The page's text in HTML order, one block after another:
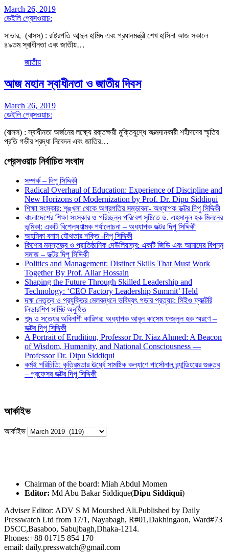
March 26, 2019
ডেইলি প্রেসওয়াচ:
সাভার, (বাসস) : রাষ্ট্রপতি আব্দুল হামিদ এবং প্রধানমন্ত্রী শেখ হাসিনা আজ সকালে
৪৯তম স্বাধীনতা এবং জাতীয়…
জাতীয়
আজ মহান স্বাধীনতা ও জাতীয় দিবস
March 26, 2019
ডেইলি প্রেসওয়াচ:
(বাসস) : স্বাধীনতা অর্জনের লক্ষ্যে রক্তক্ষয়ী মুক্তিযুদ্ধে আত্মদানকারী শহীদদের স্মৃতির
প্রতি গভীর শ্রদ্ধা নিবেদন এবং জাতির…
প্রেসওয়াচ নির্বাচিত সংবাদ
সম্পর্ক – দিপু সিদ্দিকী
Radical Overhaul of Education: Experience of Discipline and
New Horizons of Modernization by Prof. Dr. Dipu Siddiqui
শিক্ষা সংস্কার: শৃঙ্খলা থেকে অগ্রগতির সম্ভাবনা- অধ্যাপক ডক্টর দিপু সিদ্দিকী
বাংলাদেশের শিক্ষা সংস্কার ও পরিচ্ছন্ন পরিবেশ সৃষ্টিতে ড. এহসানুল হক মিলনের
ভূমিকা: একটি বিশ্লেষণাত্মক পর্যালোচনা – অধ্যাপক ডক্টর দিপু সিদ্দিকী
অহমিকা বনাম যৌথতার শক্তি -দিপু সিদ্দিকী
কিশোর মনস্তত্ত্ব ও প্রাতিষ্ঠানিক দেউলিয়াত্ব: একটি জিডি এবং আমাদের বিপন্ন
সমাজ – ডক্টর দিপু সিদ্দিকী
Politics and Management: Distinct Skills That Must Work
Together By Prof. Aliar Hossain
Shaping the Future Through Skilled Leadership and
Technology: ‘CEO Factory Leadership Summit’ Held
দক্ষ নেতৃত্ব ও প্রযুক্তির মেলবন্ধনে ভবিষ্যৎ গড়ার প্রত্যয়: সিইও ফ্যাক্টরি
লিডারশিপ সামিট অনুষ্ঠিত
শব্দ ও সত্যের অবিনাশী কারিগর: অধ্যাপক আবুল কাসেম ফজলুল হক স্মরণে –
ডক্টর দিপু সিদ্দিকী
A Portrait of Erudition, Professor Dr. Niaz Ahmed: A Beacon
of Wisdom, Humanity, and National Consciousness —
Professor Dr. Dipu Siddiqui
কর্মই পরিচিতি: কৃত্রিমতার ঊর্ধ্বে সামষ্টিক কল্যাণে পার্সোনাল ব্র্যান্ডিংয়ের গুরুত্ব
– প্রফেসর ডক্টর দিপু সিদ্দিকী
আর্কাইভ
আর্কাইভ
Chairman of the board: Miah Abdul Momen
Editor: Md Abu Bakar Siddique(Dipu Siddiqui)
Adviser Editor: ADV S M Mourshed Ali.Published by Daily
Presswatch Ltd from 17/1, Nayabagh, R#01,Dakhingaon, Ward#73
DSCC,Basaboo, Sabujbagh,Dhaka-1214.
Phones:+88 01715 854 170
email: daily.presswatch@gmail.com